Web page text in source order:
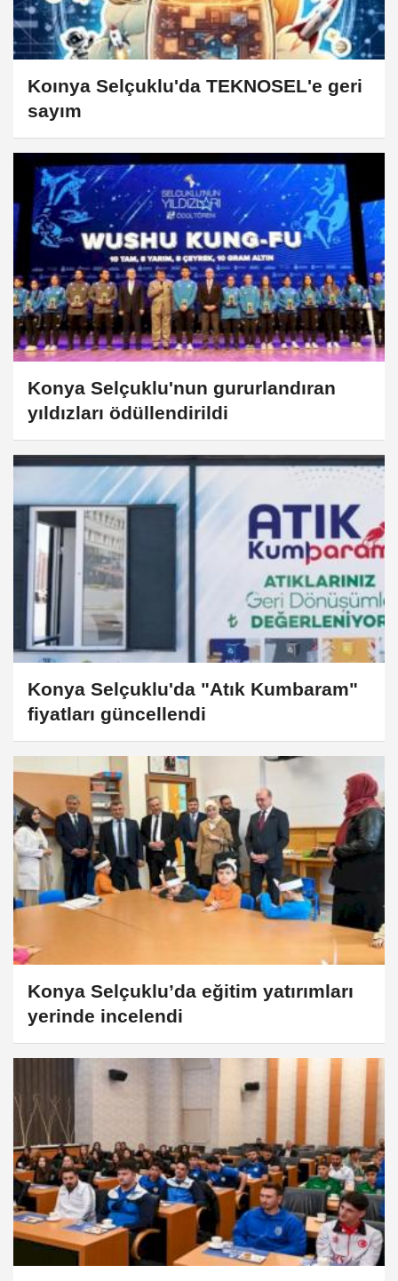
Koınya Selçuklu'da TEKNOSEL'e geri
sayım
Konya Selçuklu'nun gururlandıran
yıldızları ödüllendirildi
Konya Selçuklu'da "Atık Kumbaram"
fiyatları güncellendi
Konya Selçuklu’da eğitim yatırımları
yerinde incelendi